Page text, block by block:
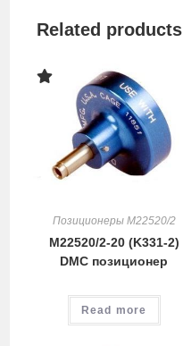
Related products
Позиционеры M22520/2
M22520/2-20 (K331-2)
DMC позиционер
Read more